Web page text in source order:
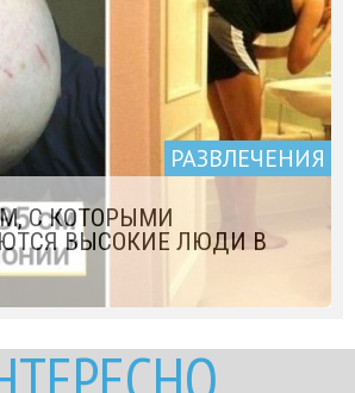
РАЗВЛЕЧЕНИЯ
С КОТОРЫМИ
ВЫСОКИЕ ЛЮДИ В